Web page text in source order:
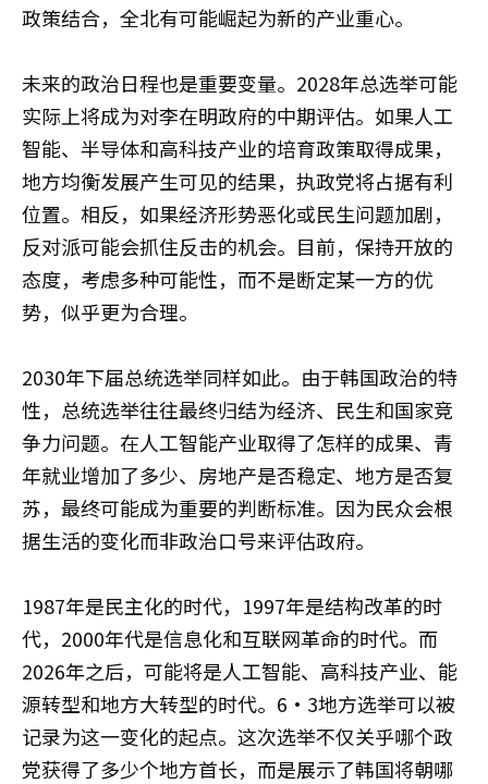
政策结合，全北有可能崛起为新的产业重心。
未来的政治日程也是重要变量。2028年总选举可能
实际上将成为对李在明政府的中期评估。如果人工
智能、半导体和高科技产业的培育政策取得成果，
地方均衡发展产生可见的结果，执政党将占据有利
位置。相反，如果经济形势恶化或民生问题加剧，
反对派可能会抓住反击的机会。目前，保持开放的
态度，考虑多种可能性，而不是断定某一方的优
势，似乎更为合理。
2030年下届总统选举同样如此。由于韩国政治的特
性，总统选举往往最终归结为经济、民生和国家竞
争力问题。在人工智能产业取得了怎样的成果、青
年就业增加了多少、房地产是否稳定、地方是否复
苏，最终可能成为重要的判断标准。因为民众会根
据生活的变化而非政治口号来评估政府。
1987年是民主化的时代，1997年是结构改革的时
代，2000年代是信息化和互联网革命的时代。而
2026年之后，可能将是人工智能、高科技产业、能
源转型和地方大转型的时代。6·3地方选举可以被
记录为这一变化的起点。这次选举不仅关乎哪个政
党获得了多少个地方首长，而是展示了韩国将朝哪